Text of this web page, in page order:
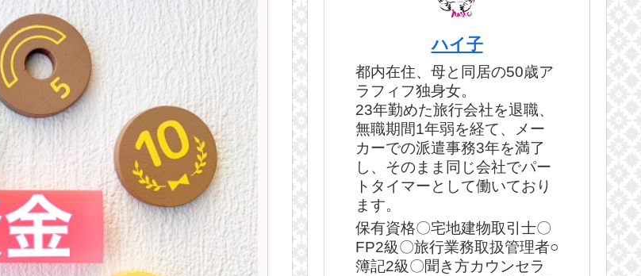
ハイ子
都内在住、母と同居の50歳ア
ラフィフ独身女。
23年勤めた旅行会社を退職、
無職期間1年弱を経て、メー
カーでの派遣事務3年を満了
し、そのまま同じ会社でパー
トタイマーとして働いており
ます。
保有資格〇宅地建物取引士〇
FP2級〇旅行業務取扱管理者○
簿記2級〇聞き方カウンセラ